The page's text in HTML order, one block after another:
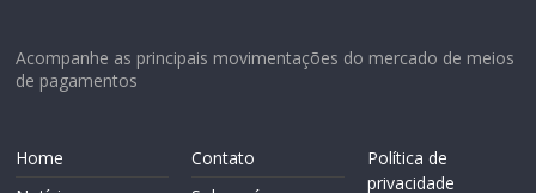
Acompanhe as principais movimentações do mercado de meios
de pagamentos
Home
Contato
Política de
privacidade